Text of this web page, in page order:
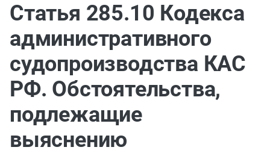
Статья 285.10 Кодекса
административного
судопроизводства КАС
РФ. Обстоятельства,
подлежащие
выяснению